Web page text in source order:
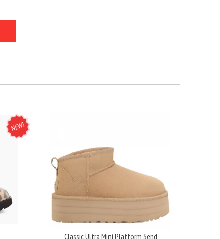
NEW
Classic Ultra Mini Platform Send